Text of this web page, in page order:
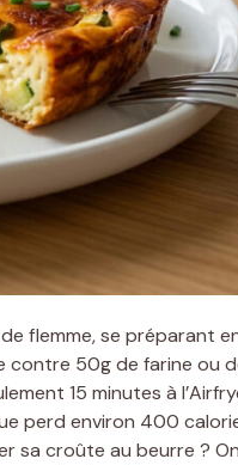
flemme, se préparant
contre 50g de farine ou
15 minutes à
perd environ 400
sa croûte au beurre ?